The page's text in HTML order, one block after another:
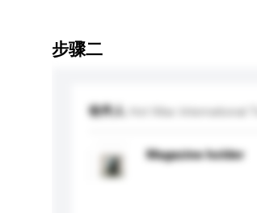
步骤二
收件人 Hot Max International
Magazine holder